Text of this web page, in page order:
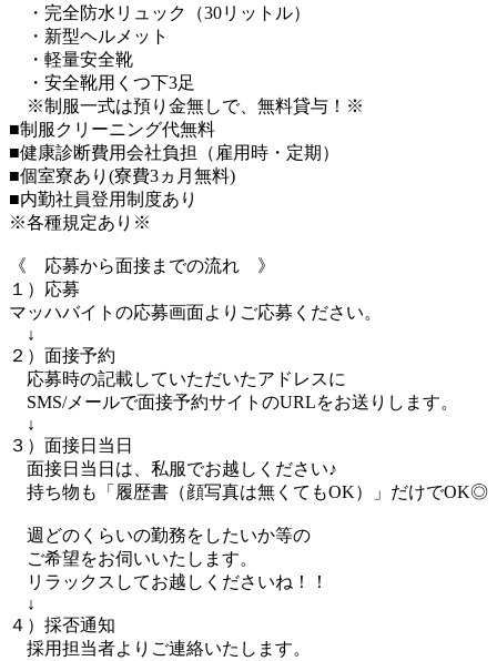
・完全防水リュック（30リットル）
・新型ヘルメット
・軽量安全靴
・安全靴用くつ下3足
※制服一式は預り金無しで、無料貸与！※
■制服クリーニング代無料
■健康診断費用会社負担（雇用時・定期）
■個室寮あり(寮費3ヵ月無料)
■内勤社員登用制度あり
※各種規定あり※
《 応募から面接までの流れ 》
１）応募
マッハバイトの応募画面よりご応募ください。
↓
２）面接予約
応募時の記載していただいたアドレスに
SMS/メールで面接予約サイトのURLをお送りします。
↓
３）面接日当日
面接日当日は、私服でお越しください♪
持ち物も「履歴書（顔写真は無くてもOK）」だけでOK◎
週どのくらいの勤務をしたいか等の
ご希望をお伺いいたします。
リラックスしてお越しくださいね！！
↓
４）採否通知
採用担当者よりご連絡いたします。